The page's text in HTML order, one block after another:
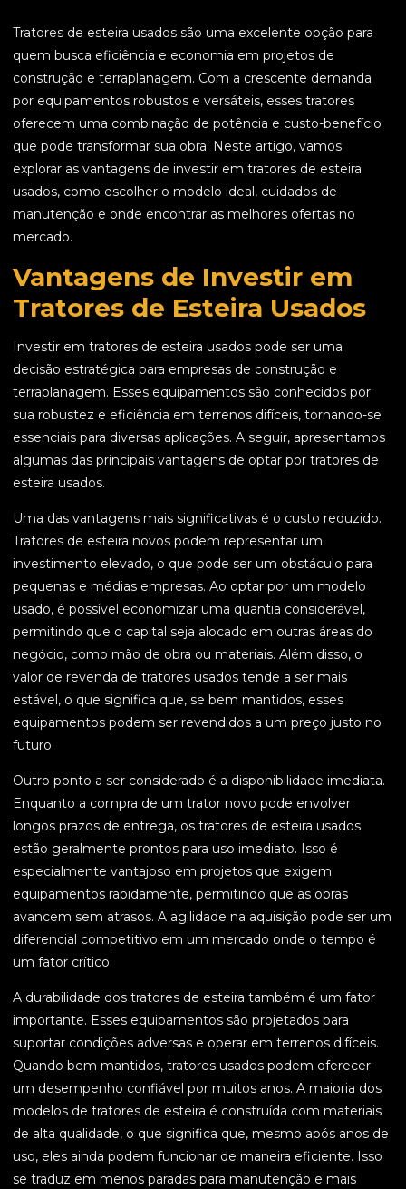
Tratores de esteira usados são uma excelente opção para
quem busca eficiência e economia em projetos de
construção e terraplanagem. Com a crescente demanda
por equipamentos robustos e versáteis, esses tratores
oferecem uma combinação de potência e custo-benefício
que pode transformar sua obra. Neste artigo, vamos
explorar as vantagens de investir em tratores de esteira
usados, como escolher o modelo ideal, cuidados de
manutenção e onde encontrar as melhores ofertas no
mercado.
Vantagens de Investir em
Tratores de Esteira Usados
Investir em tratores de esteira usados pode ser uma
decisão estratégica para empresas de construção e
terraplanagem. Esses equipamentos são conhecidos por
sua robustez e eficiência em terrenos difíceis, tornando-se
essenciais para diversas aplicações. A seguir, apresentamos
algumas das principais vantagens de optar por tratores de
esteira usados.
Uma das vantagens mais significativas é o custo reduzido.
Tratores de esteira novos podem representar um
investimento elevado, o que pode ser um obstáculo para
pequenas e médias empresas. Ao optar por um modelo
usado, é possível economizar uma quantia considerável,
permitindo que o capital seja alocado em outras áreas do
negócio, como mão de obra ou materiais. Além disso, o
valor de revenda de tratores usados tende a ser mais
estável, o que significa que, se bem mantidos, esses
equipamentos podem ser revendidos a um preço justo no
futuro.
Outro ponto a ser considerado é a disponibilidade imediata.
Enquanto a compra de um trator novo pode envolver
longos prazos de entrega, os tratores de esteira usados
estão geralmente prontos para uso imediato. Isso é
especialmente vantajoso em projetos que exigem
equipamentos rapidamente, permitindo que as obras
avancem sem atrasos. A agilidade na aquisição pode ser um
diferencial competitivo em um mercado onde o tempo é
um fator crítico.
A durabilidade dos tratores de esteira também é um fator
importante. Esses equipamentos são projetados para
suportar condições adversas e operar em terrenos difíceis.
Quando bem mantidos, tratores usados podem oferecer
um desempenho confiável por muitos anos. A maioria dos
modelos de tratores de esteira é construída com materiais
de alta qualidade, o que significa que, mesmo após anos de
uso, eles ainda podem funcionar de maneira eficiente. Isso
se traduz em menos paradas para manutenção e mais